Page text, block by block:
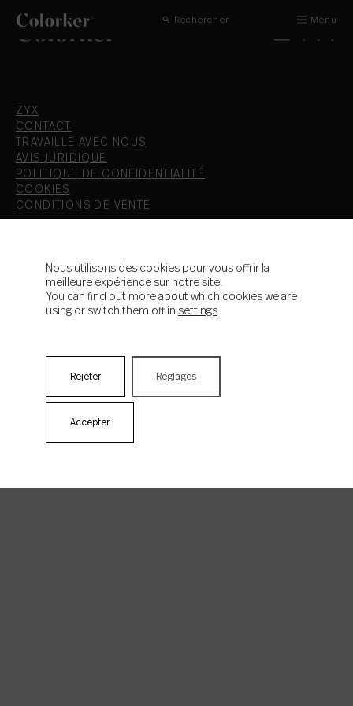
Rechercher Menu
ZYX
CONTACT
TRAVAILLE AVEC NOUS
AVIS JURIDIQUE
POLITIQUE DE CONFIDENTIALITÉ
COOKIES
CONDITIONS DE VENTE
F. 964 38 64 32
info@colorker.com
Ctra. de Alcora, Km 21,3
12110 Alcora - Castellón - España
Nous utilisons des cookies pour vous offrir la
meilleure expérience sur notre site.
You can find out more about which cookies we are
using or switch them off in settings
Accepter
Rejeter Réglages